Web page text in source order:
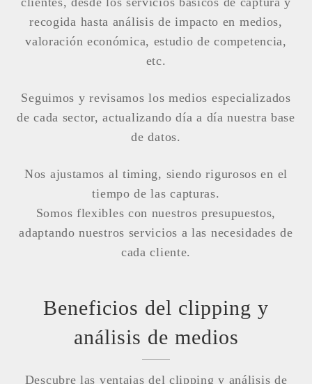
recogida hasta análisis de impacto en medios,
valoración económica, estudio de competencia,
etc.
Seguimos y revisamos los medios especializados
de cada sector, actualizando día a día nuestra base
de datos.
Nos ajustamos al timing, siendo rigurosos en el
tiempo de las capturas.
Somos flexibles con nuestros presupuestos,
adaptando nuestros servicios a las necesidades de
cada cliente.
Beneficios del clipping y
análisis de medios
Descubre las ventajas del clipping y análisis de